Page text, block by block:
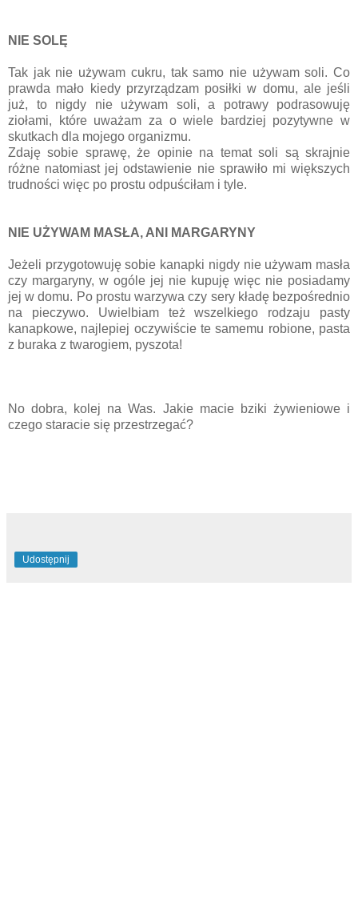
NIE SOLĘ
Tak jak nie używam cukru, tak samo nie używam soli. Co
prawda mało kiedy przyrządzam posiłki w domu, ale jeśli
już, to nigdy nie używam soli, a potrawy podrasowuję
ziołami, które uważam za o wiele bardziej pozytywne w
skutkach dla mojego organizmu.
Zdaję sobie sprawę, że opinie na temat soli są skrajnie
różne natomiast jej odstawienie nie sprawiło mi większych
trudności więc po prostu odpuściłam i tyle.
NIE UŻYWAM MASŁA, ANI MARGARYNY
Jeżeli przygotowuję sobie kanapki nigdy nie używam masła
czy margaryny, w ogóle jej nie kupuję więc nie posiadamy
jej w domu. Po prostu warzywa czy sery kładę bezpośrednio
na pieczywo. Uwielbiam też wszelkiego rodzaju pasty
kanapkowe, najlepiej oczywiście te samemu robione, pasta
z buraka z twarogiem, pyszota!
No dobra, kolej na Was. Jakie macie bziki żywieniowe i
czego staracie się przestrzegać?
Udostępnij